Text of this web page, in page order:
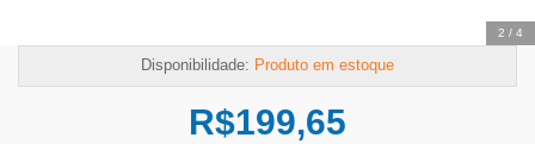
2 / 4
Disponibilidade: Produto em estoque
R$199,65